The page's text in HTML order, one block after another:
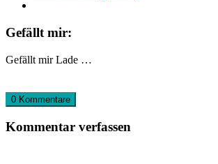
Gefällt mir:
Gefällt mir Lade …
0 Kommentare
Kommentar verfassen